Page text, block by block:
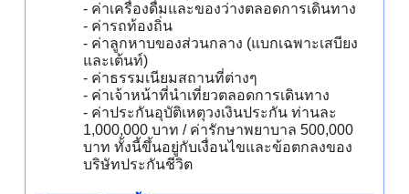
- ค่าเครื่องดื่มและของว่างตลอดการเดินทาง
- ค่ารถท้องถิ่น
- ค่าลูกหาบของส่วนกลาง (แบกเฉพาะเสบียง
และเต้นท์)
- ค่าธรรมเนียมสถานที่ต่างๆ
- ค่าเจ้าหน้าที่นำเที่ยวตลอดการเดินทาง
- ค่าประกันอุบัติเหตุวงเงินประกัน ท่านละ
1,000,000 บาท / ค่ารักษาพยาบาล 500,000
บาท ทั้งนี้ขึ้นอยู่กับเงื่อนไขและข้อตกลงของ
บริษัทประกันชีวิต